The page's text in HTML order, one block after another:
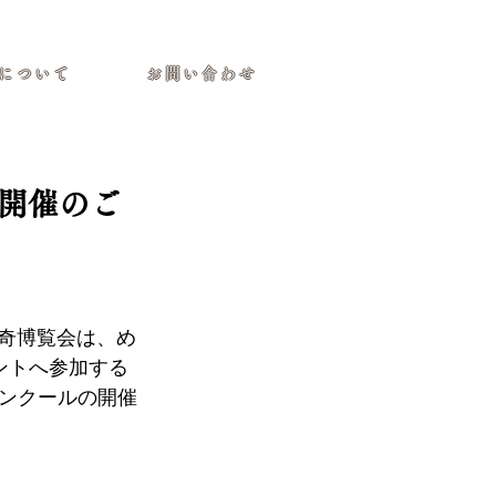
ついて お問い合わせ
催のご
博覧会は、め
トへ参加する
クールの開催